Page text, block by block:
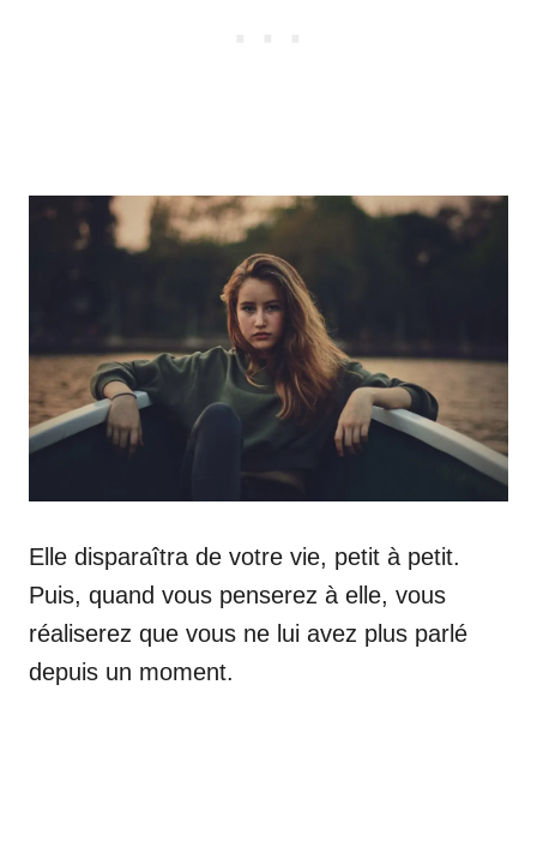
Elle disparaîtra de votre vie, petit à petit.
Puis, quand vous penserez à elle, vous
réaliserez que vous ne lui avez plus parlé
depuis un moment.